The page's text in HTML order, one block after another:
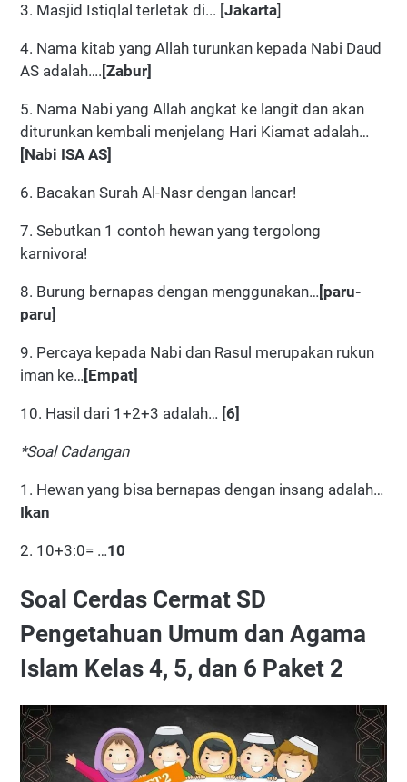
3. Masjid Istiqlal terletak di... [Jakarta]
4. Nama kitab yang Allah turunkan kepada Nabi Daud
AS adalah…. [Zabur]
5. Nama Nabi yang Allah angkat ke langit dan akan
diturunkan kembali menjelang Hari Kiamat adalah…
[Nabi ISA AS]
6. Bacakan Surah Al-Nasr dengan lancar!
7. Sebutkan 1 contoh hewan yang tergolong
karnivora!
8. Burung bernapas dengan menggunakan… [paru-
paru]
9. Percaya kepada Nabi dan Rasul merupakan rukun
iman ke… [Empat]
10. Hasil dari 1+2+3 adalah… [6]
*Soal Cadangan
1. Hewan yang bisa bernapas dengan insang adalah…
Ikan
2. 10+3:0= …10
Soal Cerdas Cermat SD
Pengetahuan Umum dan Agama
Islam Kelas 4, 5, dan 6 Paket 2